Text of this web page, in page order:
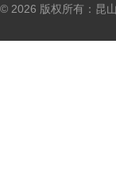
© 2026 版权所有：昆